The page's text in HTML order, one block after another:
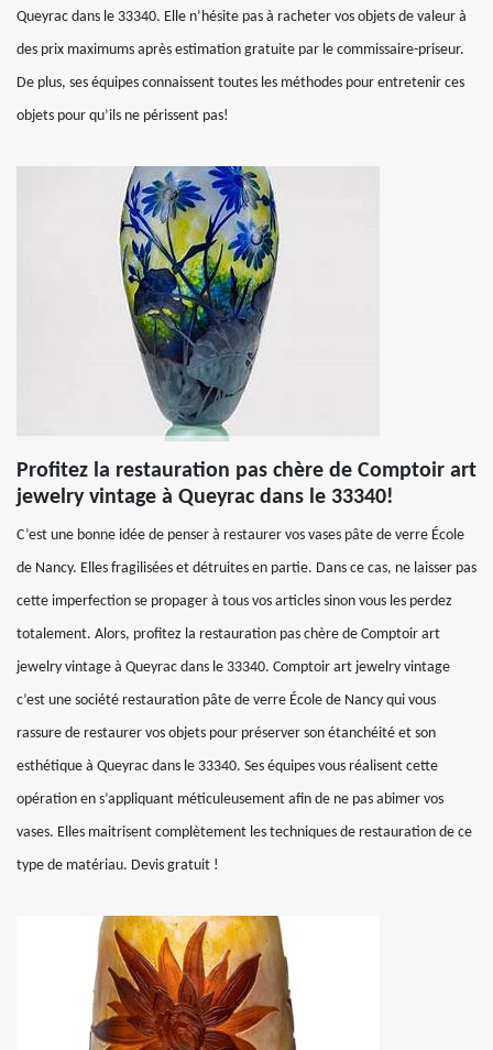
Queyrac dans le 33340. Elle n’hésite pas à racheter vos objets de valeur à
des prix maximums après estimation gratuite par le commissaire-priseur.
De plus, ses équipes connaissent toutes les méthodes pour entretenir ces
objets pour qu’ils ne périssent pas!
Profitez la restauration pas chère de Comptoir art
jewelry vintage à Queyrac dans le 33340!
C’est une bonne idée de penser à restaurer vos vases pâte de verre École
de Nancy. Elles fragilisées et détruites en partie. Dans ce cas, ne laisser pas
cette imperfection se propager à tous vos articles sinon vous les perdez
totalement. Alors, profitez la restauration pas chère de Comptoir art
jewelry vintage à Queyrac dans le 33340. Comptoir art jewelry vintage
c’est une société restauration pâte de verre École de Nancy qui vous
rassure de restaurer vos objets pour préserver son étanchéité et son
esthétique à Queyrac dans le 33340. Ses équipes vous réalisent cette
opération en s’appliquant méticuleusement afin de ne pas abimer vos
vases. Elles maitrisent complètement les techniques de restauration de ce
type de matériau. Devis gratuit !